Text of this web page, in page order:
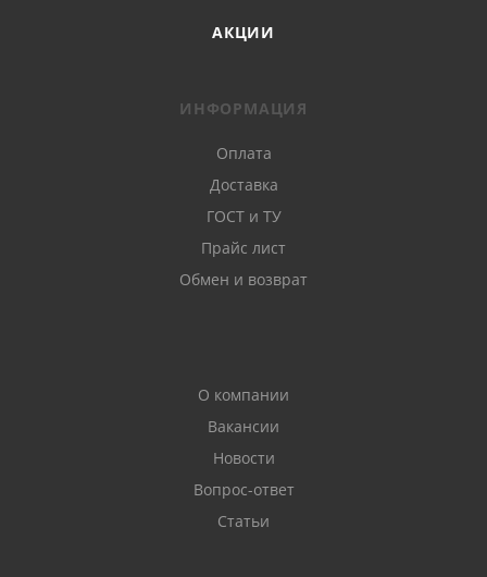
АКЦИИ
ИНФОРМАЦИЯ
Оплата
Доставка
ГОСТ и ТУ
Прайс лист
Обмен и возврат
О компании
Вакансии
Новости
Вопрос-ответ
Статьи